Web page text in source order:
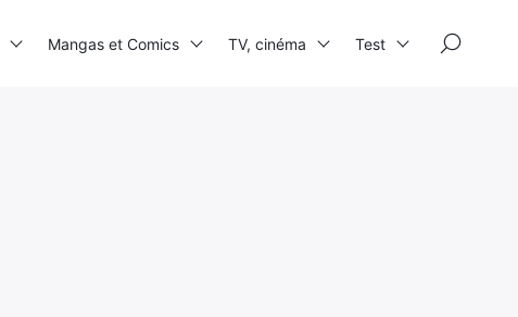
Mangas et Comics TV, cinéma Test